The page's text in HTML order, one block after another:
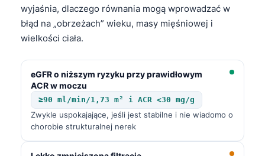
wyjaśnia, dlaczego równania mogą wprowadzać w
błąd na „obrzeżach” wieku, masy mięśniowej i
wielkości ciała.
eGFR o niższym ryzyku przy prawidłowym
ACR w moczu
≥90 ml/min/1,73 m² i ACR <30 mg/g
Zwykle uspokajające, jeśli jest stabilne i nie wiadomo o
chorobie strukturalnej nerek